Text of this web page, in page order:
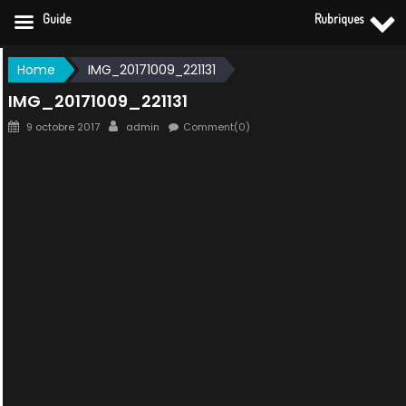
Skip
to
content
Home IMG_20171009_221131
IMG_20171009_221131
Posted
9 octobre 2017 Author
admin Comment(0)
Guide Rubriques